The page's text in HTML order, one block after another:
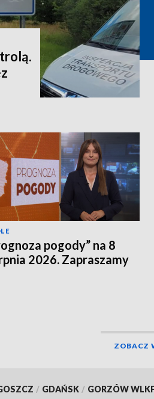
pogody” na 8
2026. Zapraszamy
ZOBACZ
/ GDAŃSK / GORZÓW